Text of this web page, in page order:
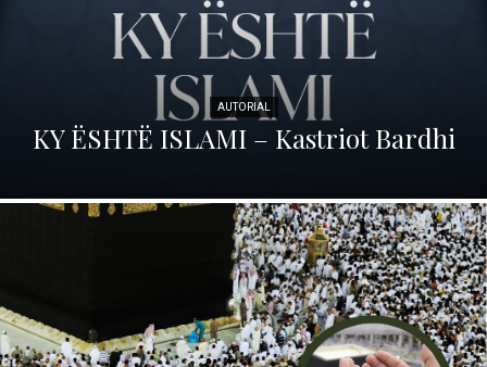
AUTORIAL
KY ËSHTË ISLAMI – Kastriot Bardhi